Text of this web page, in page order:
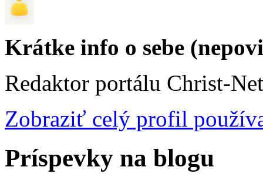
Krátke info o sebe
Redaktor portálu Christ-
Zobraziť celý profil
Príspevky na blogu